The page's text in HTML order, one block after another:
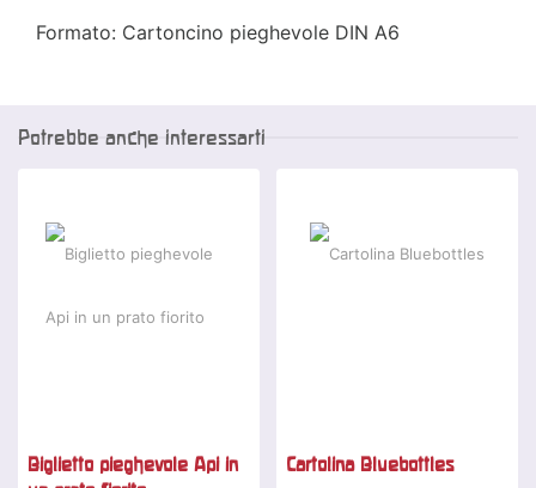
Formato: Cartoncino pieghevole DIN A6
Potrebbe anche interessarti
Biglietto pieghevole Api in
Cartolina Bluebottles